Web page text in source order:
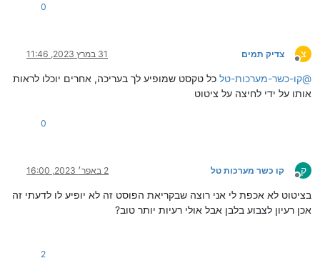
0
צ
מנותק
צדיק תמים 31 במרץ 2023, 11:46
@קו-כשר-מערכות-טל כל טקסט שמופיע לך בעריכה, אחרים יוכלו לראות
אותו על ידי לחיצה על ציטוט
0
ק
מנותק
קו כשר מערכות טל 2 באפר׳ 2023, 16:00
בציטוט לא אכפת לי אני רוצה שבקריאת הפוסט זה לא יופיע לו לדעתי זה
אכן רעיון לצבוע בלבן אבל אולי רעיות יותר טוב?
2